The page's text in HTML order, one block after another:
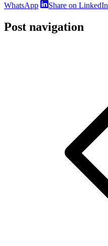
WhatsApp
Share on LinkedIn
Post navigation